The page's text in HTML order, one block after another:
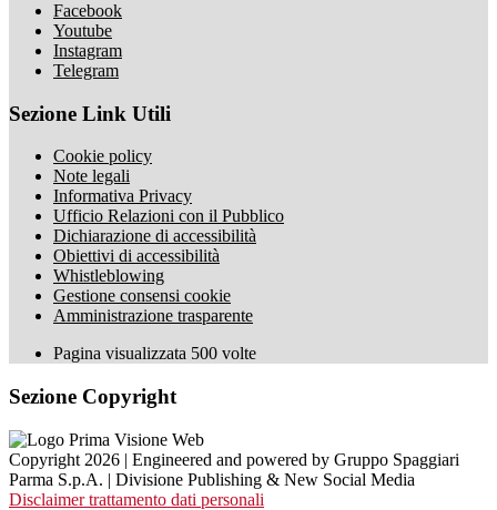
Facebook
Youtube
Instagram
Telegram
Sezione Link Utili
Cookie policy
Note legali
Informativa Privacy
Ufficio Relazioni con il Pubblico
Dichiarazione di accessibilità
Obiettivi di accessibilità
Whistleblowing
Gestione consensi cookie
Amministrazione trasparente
Pagina visualizzata 500 volte
Sezione Copyright
Copyright 2026 | Engineered and powered by Gruppo Spaggiari
Parma S.p.A. | Divisione Publishing & New Social Media
Disclaimer trattamento dati personali